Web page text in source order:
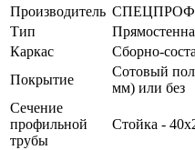
Производитель
Тип
Каркас
Сборно-
Покрытие
Сотовый
мм) или без
Сечение
профильной
трубы
Стойка -